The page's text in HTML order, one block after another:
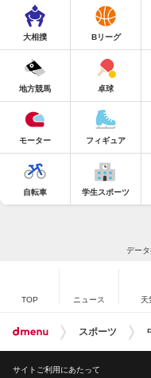
大相撲 Bリーグ
地方競馬 卓球
モーター フィギュア
自転車 学生スポーツ
デー
TOP ニュース 天
スポーツ
サイトご利用にあたって